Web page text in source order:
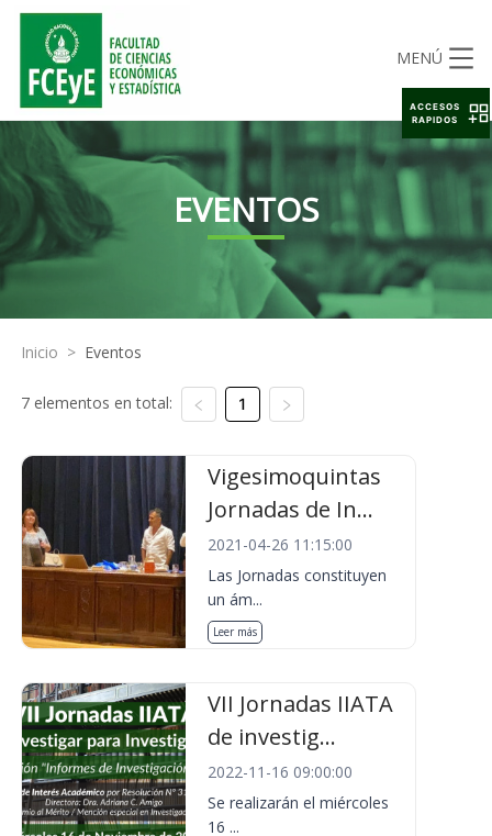
MENÚ
EVENTOS
Inicio > Eventos
7 elementos en total: 1
Vigesimoquintas
Jornadas de In...
2021-04-26 11:15:00
Las Jornadas constituyen
un ám...
Leer más
VII Jornadas IIATA
de investig...
2022-11-16 09:00:00
Se realizarán el miércoles
16 ...
ACCESOS
RAPIDOS